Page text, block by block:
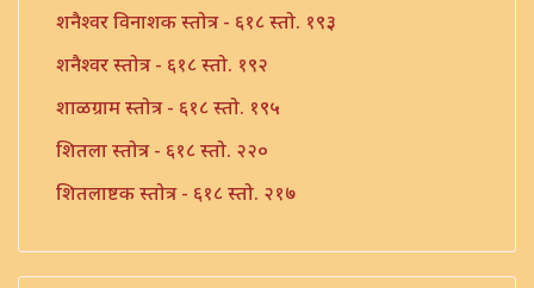
शनैश्वर विनाशक स्तोत्र - ६१८ स्तो. १९३
शनैश्वर स्तोत्र - ६१८ स्तो. १९२
शाळग्राम स्तोत्र - ६१८ स्तो. १९५
शितला स्तोत्र - ६१८ स्तो. २२०
शितलाष्टक स्तोत्र - ६१८ स्तो. २१७
शिव नामावली - ६१८ स्तो. ३९०